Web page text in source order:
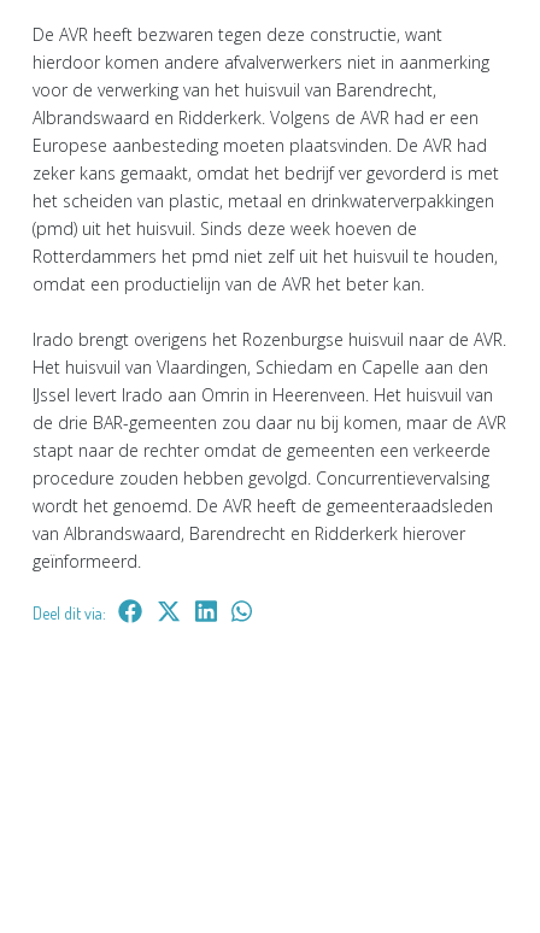
De AVR heeft bezwaren tegen deze constructie, want
hierdoor komen andere afvalverwerkers niet in aanmerking
voor de verwerking van het huisvuil van Barendrecht,
Albrandswaard en Ridderkerk. Volgens de AVR had er een
Europese aanbesteding moeten plaatsvinden. De AVR had
zeker kans gemaakt, omdat het bedrijf ver gevorderd is met
het scheiden van plastic, metaal en drinkwaterverpakkingen
(pmd) uit het huisvuil. Sinds deze week hoeven de
Rotterdammers het pmd niet zelf uit het huisvuil te houden,
omdat een productielijn van de AVR het beter kan.
Irado brengt overigens het Rozenburgse huisvuil naar de AVR.
Het huisvuil van Vlaardingen, Schiedam en Capelle aan den
IJssel levert Irado aan Omrin in Heerenveen. Het huisvuil van
de drie BAR-gemeenten zou daar nu bij komen, maar de AVR
stapt naar de rechter omdat de gemeenten een verkeerde
procedure zouden hebben gevolgd. Concurrentievervalsing
wordt het genoemd. De AVR heeft de gemeenteraadsleden
van Albrandswaard, Barendrecht en Ridderkerk hierover
geïnformeerd.
Deel dit via: